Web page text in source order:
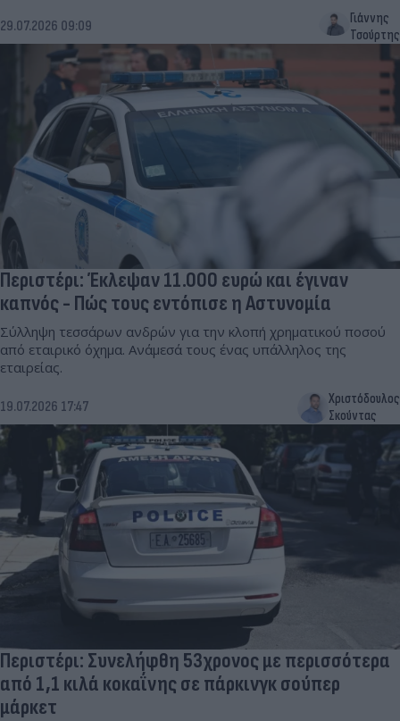
29.07.2026 09:09
Γιάννης
Τσούρτης
Περιστέρι: Έκλεψαν 11.000 ευρώ και έγιναν
καπνός - Πώς τους εντόπισε η Αστυνομία
Σύλληψη τεσσάρων ανδρών για την κλοπή χρηματικού ποσού
από εταιρικό όχημα. Ανάμεσά τους ένας υπάλληλος της
εταιρείας.
19.07.2026 17:47
Χριστόδουλος
Σκούντας
Περιστέρι: Συνελήφθη 53χρονος με περισσότερα
από 1,1 κιλά κοκαΐνης σε πάρκινγκ σούπερ
μάρκετ